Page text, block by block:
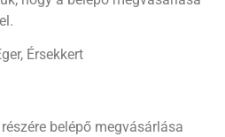
Érsekkert
belépő megvásárlása